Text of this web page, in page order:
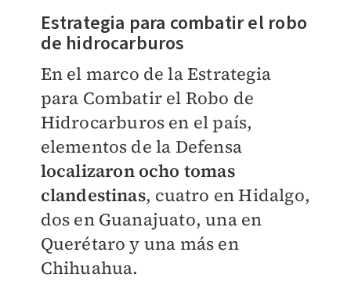
Estrategia para combatir el robo
de hidrocarburos
En el marco de la Estrategia
para Combatir el Robo de
Hidrocarburos en el país,
elementos de la Defensa
localizaron ocho tomas
clandestinas, cuatro en Hidalgo,
dos en Guanajuato, una en
Querétaro y una más en
Chihuahua.